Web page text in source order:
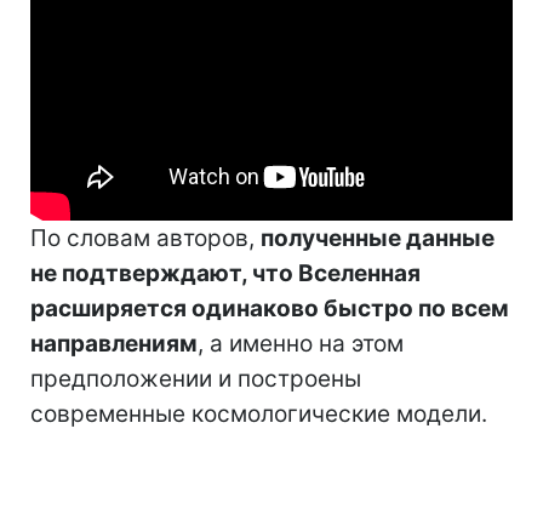
По словам авторов, полученные данные
не подтверждают, что Вселенная
расширяется одинаково быстро по всем
направлениям, а именно на этом
предположении и построены
современные космологические модели.